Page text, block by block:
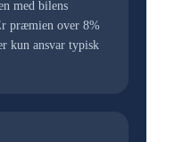
med bilens
præmien over 8%
kun ansvar typisk